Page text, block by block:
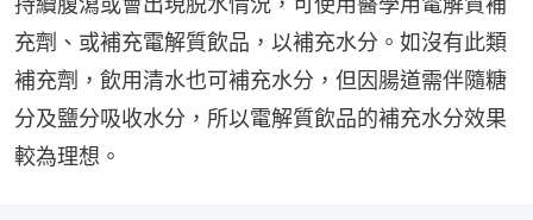
充劑、或補充電解質飲品，以補充水分。如沒有此類
補充劑，飲用清水也可補充水分，但因腸道需伴隨糖
分及鹽分吸收水分，所以電解質飲品的補充水分效果
較為理想。